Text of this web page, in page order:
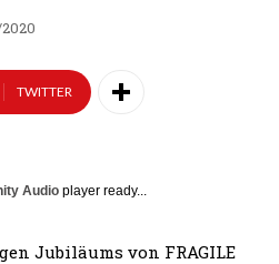
TWITTER
Audio player ready...
Jubiläums von FRAGILE